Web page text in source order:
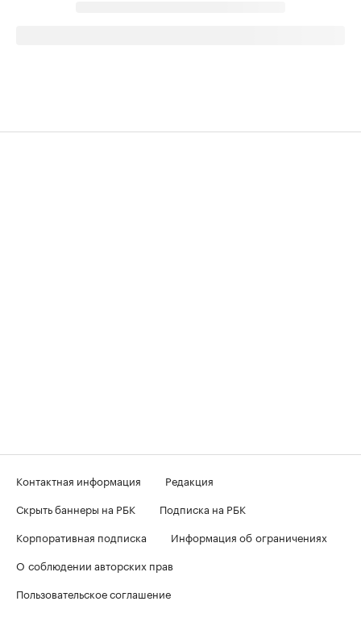
Контактная информация
Редакция
Скрыть баннеры на РБК
Подписка на РБК
Корпоративная подписка
Информация об ограничениях
О соблюдении авторских прав
Пользовательское соглашение